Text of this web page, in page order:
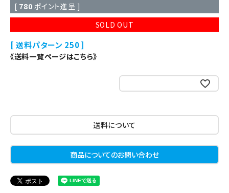
[ 780 ポイント進呈 ]
SOLD OUT
送料パターン 250
《送料一覧ページはこちら》
送料について
商品についてのお問い合わせ